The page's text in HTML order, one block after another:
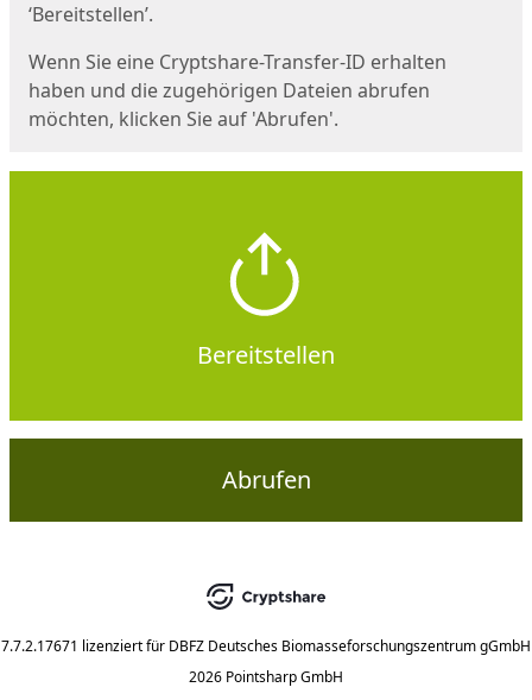
‘Bereitstellen’.
Wenn Sie eine Cryptshare-Transfer-ID erhalten
haben und die zugehörigen Dateien abrufen
möchten, klicken Sie auf 'Abrufen'.
Bereitstellen
Abrufen
7.7.2.17671 lizenziert für DBFZ Deutsches Biomasseforschungszentrum gGmbH
2026 Pointsharp GmbH